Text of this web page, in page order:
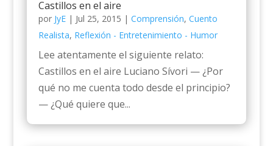
Castillos en el aire
por JyE| Jul 25, 2015 | Comprensión, Cuento
Realista, Reflexión - Entretenimiento - Humor
Lee atentamente el siguiente relato:
Castillos en el aire Luciano Sívori — ¿Por
qué no me cuenta todo desde el principio?
— ¿Qué quiere que...